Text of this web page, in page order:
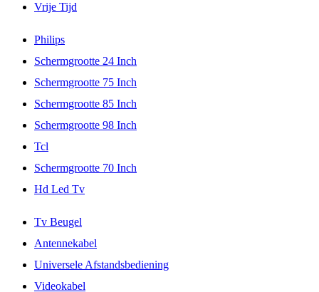
Vrije Tijd
Philips
Schermgrootte 24 Inch
Schermgrootte 75 Inch
Schermgrootte 85 Inch
Schermgrootte 98 Inch
Tcl
Schermgrootte 70 Inch
Hd Led Tv
Tv Beugel
Antennekabel
Universele Afstandsbediening
Videokabel